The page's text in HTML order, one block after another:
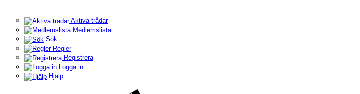
Aktiva trådar
Medlemslista
Sök
Regler
Registrera
Logga in
Hjälp